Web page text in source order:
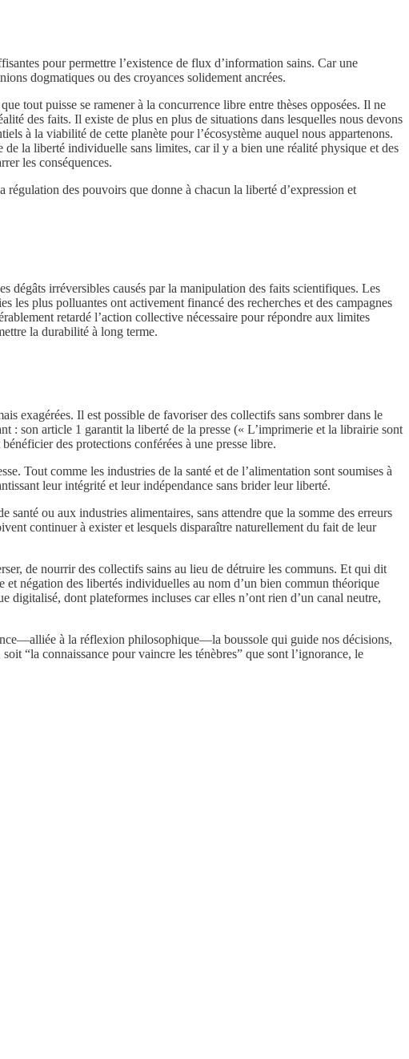
pour permettre l’existence de flux d’information sains. Car une
dogmatiques ou des croyances solidement ancrées.
tout puisse se ramener à la concurrence libre entre thèses opposées. Il ne
des faits. Il existe de plus en plus de situations dans lesquelles nous devons
à la viabilité de cette planète pour l’écosystème auquel nous appartenons.
de la liberté individuelle sans limites, car il y a bien une réalité physique et des
les conséquences.
des pouvoirs que donne à chacun la liberté d’expression et
dégâts irréversibles causés par la manipulation des faits scientifiques. Les
les plus polluantes ont activement financé des recherches et des campagnes
retardé l’action collective nécessaire pour répondre aux limites
la durabilité à long terme.
exagérées. Il est possible de favoriser des collectifs sans sombrer dans le
son article 1 garantit la liberté de la presse (« L’imprimerie et la librairie sont
des protections conférées à une presse libre.
Tout comme les industries de la santé et de l’alimentation sont soumises à
leur intégrité et leur indépendance sans brider leur liberté.
santé ou aux industries alimentaires, sans attendre que la somme des erreurs
continuer à exister et lesquels disparaître naturellement du fait de leur
de nourrir des collectifs sains au lieu de détruire les communs. Et qui dit
négation des libertés individuelles au nom d’un bien commun théorique
dont plateformes incluses car elles n’ont rien d’un canal neutre,
à la réflexion philosophique—la boussole qui guide nos décisions,
soit “la connaissance pour vaincre les ténèbres” que sont l’ignorance, le